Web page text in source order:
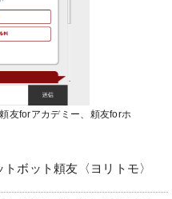
友forアカデミー、頼友forホ
ボット頼友〈ヨリトモ〉